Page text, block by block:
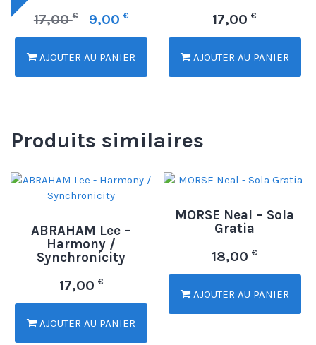
17,00€ 9,00 €
AJOUTER AU PANIER
17,00€
AJOUTER AU PANIER
Produits similaires
ABRAHAM Lee –
Harmony /
Synchronicity
17,00 €
AJOUTER AU PANIER
MORSE Neal – Sola
Gratia
18,00€
AJOUTER AU PANIER